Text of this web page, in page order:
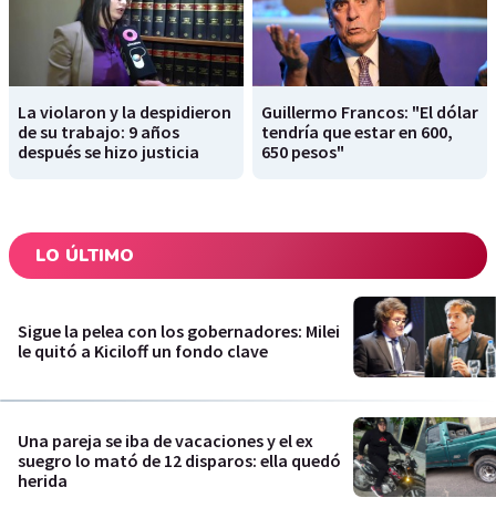
La violaron y la despidieron
de su trabajo: 9 años
después se hizo justicia
Guillermo Francos: "El dólar
tendría que estar en 600,
650 pesos"
LO ÚLTIMO
Sigue la pelea con los gobernadores: Milei
le quitó a Kiciloff un fondo clave
Una pareja se iba de vacaciones y el ex
suegro lo mató de 12 disparos: ella quedó
herida